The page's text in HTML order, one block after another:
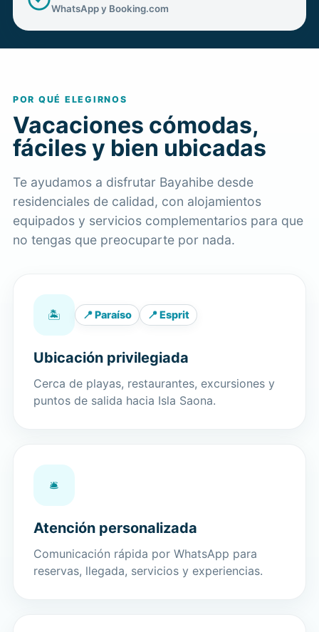
WhatsApp y Booking.com
POR QUÉ ELEGIRNOS
Vacaciones cómodas,
fáciles y bien ubicadas
Te ayudamos a disfrutar Bayahibe desde
residenciales de calidad, con alojamientos
equipados y servicios complementarios para que
no tengas que preocuparte por nada.
🏝️ 📍 Paraíso 📍 Esprit
Ubicación privilegiada
Cerca de playas, restaurantes, excursiones y
puntos de salida hacia Isla Saona.
🛎️
Atención personalizada
Comunicación rápida por WhatsApp para
reservas, llegada, servicios y experiencias.